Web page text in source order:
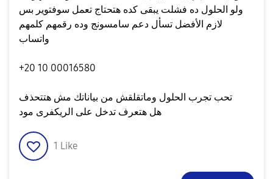
ولو الحلول ده فشلت يبقى كده هتحتاج تعمل سوفتوير بس
لازم الأفضل تسأل دعم سامسونج وده رقمهم كلمهم
واتساب
+20 10 00016580
تحب تجرب الحلول وماتقلقش من بياناتك مش هتتحذف
هل هتعرف تدخل على الريكفرى مود
1 Like